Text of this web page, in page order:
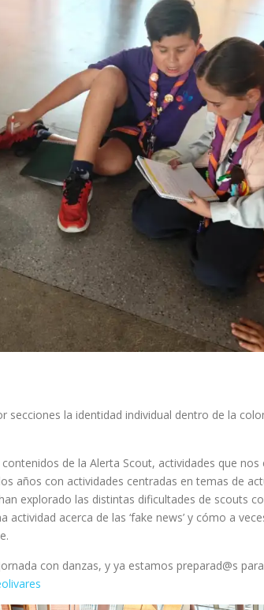
la identidad individual dentro de la
de la Alerta Scout, actividades que nos
años con actividades centradas en temas de
explorado las distintas dificultades de scouts
acerca de las ‘fake news’ y cómo a
con danzas, y ya estamos preparad@s